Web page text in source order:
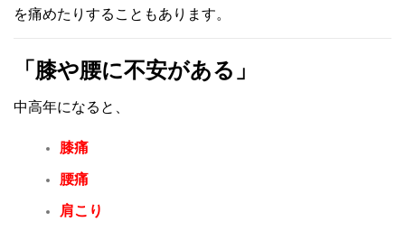
を痛めたりすることもあります。
「膝や腰に不安がある」
中高年になると、
膝痛
腰痛
肩こり